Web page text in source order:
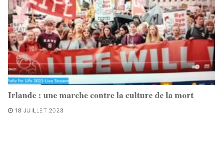
Irlande : une marche contre la culture de la mort
18 JUILLET 2023